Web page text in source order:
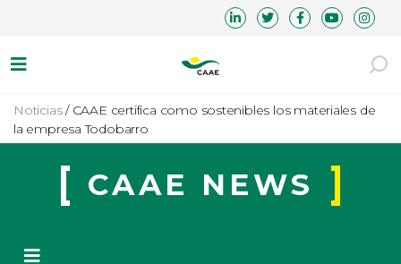
Noticias/ CAAE certifica como sostenibles los materiales de
la empresa Todobarro
CAAE NEWS